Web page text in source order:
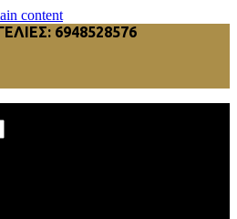
content
6948528576